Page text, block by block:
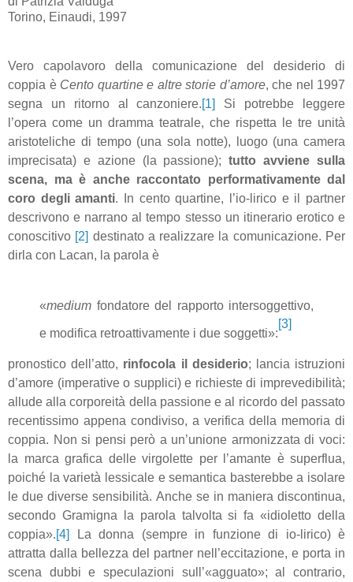
Torino, Einaudi, 1997
Vero capolavoro della comunicazione del desiderio di
coppia è Cento quartine e altre storie d’amore, che nel 1997
segna un ritorno al canzoniere.[1]
Si potrebbe leggere
l’opera come un dramma teatrale, che rispetta le tre unità
aristoteliche di tempo (una sola notte), luogo (una camera
imprecisata) e azione (la passione); tutto avviene sulla
scena, ma è anche raccontato performativamente dal
coro degli amanti. In cento quartine, l’io-lirico e il partner
descrivono e narrano al tempo stesso un itinerario erotico e
conoscitivo [2] destinato a realizzare la comunicazione. Per
dirla con Lacan, la parola è
«medium fondatore del rapporto intersoggettivo,
e modifica retroattivamente i due soggetti»:
[3]
pronostico dell’atto, rinfocola il desiderio; lancia istruzioni
d’amore (imperative o supplici) e richieste di imprevedibilità;
allude alla corporeità della passione e al ricordo del passato
recentissimo appena condiviso, a verifica della memoria di
coppia. Non si pensi però a un’unione armonizzata di voci:
la marca grafica delle virgolette per l’amante è superflua,
poiché la varietà lessicale e semantica basterebbe a isolare
le due diverse sensibilità. Anche se in maniera discontinua,
secondo Gramigna la parola talvolta si fa «idioletto della
coppia».[4]
La donna (sempre in funzione di io-lirico) è
attratta dalla bellezza del partner nell’eccitazione, e porta in
scena dubbi e speculazioni sull’«agguato»; al contrario,